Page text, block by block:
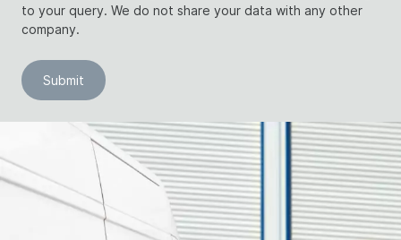
to your query. We do not share your data with any other
company.